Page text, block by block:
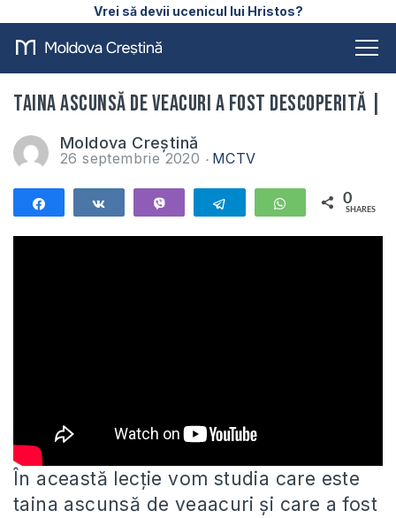
Vrei să devii ucenicul lui Hristos?
Taina ascunsă de veacuri a fost descoperită |
Moldova Creștină
26 septembrie 2020 MCTV
Telegram WhatsApp
0
SHARES
În această lecție vom studia care este
taina ascunsă de veaacuri și care a fost